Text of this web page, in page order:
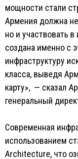
мощности стали
Армения должна
но и участвовать
создана именно с
инфраструктуру
класса, выведя
карту», — сказал
генеральный
Современная
использованием
Architecture, что